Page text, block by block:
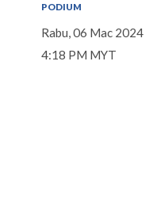
PODIUM
Rabu, 06 Mac 2024
4:18 PM MYT